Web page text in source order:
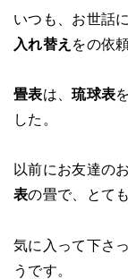
いつも、お世話
入れ替え をの依
畳表は、琉球表
した。
以前にお友達の
表の畳で、とて
気に入って下さ
うです。